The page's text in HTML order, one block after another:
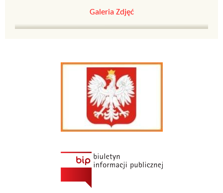
Galeria Zdjęć